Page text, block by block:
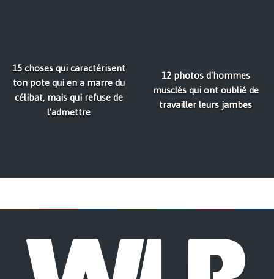
15 choses qui caractérisent
ton pote qui en a marre du
célibat, mais qui refuse de
l'admettre
12 photos d'hommes
musclés qui ont oublié de
travailler leurs jambes